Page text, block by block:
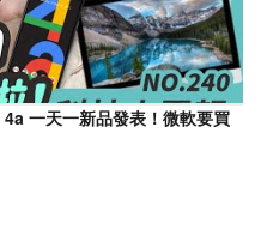
一天一新品發表！微軟要買